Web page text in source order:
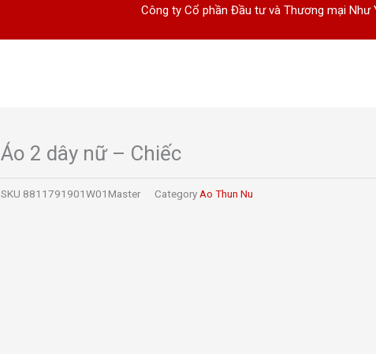
Công ty Cổ phần Đầu tư và Thương mại Như
Áo 2 dây nữ – Chiếc
SKU 8811791901W01Master Category Ao Thun Nu